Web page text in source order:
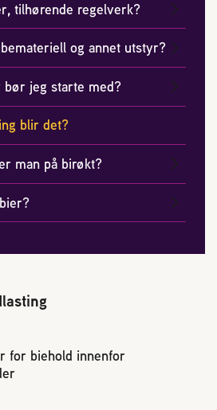
tilhørende regelverk?
og annet utstyr?
jeg starte med?
blir det?
man på birøkt?
for biehold innenfor